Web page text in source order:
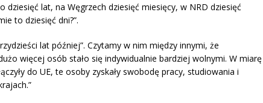
dziesięć lat, na Węgrzech dziesięć miesięcy, w NRD dziesięć
to dziesięć dni?”.
lat później”. Czytamy w nim między innymi, że
więcej osób stało się indywidualnie bardziej wolnymi. W miarę
do UE, te osoby zyskały swobodę pracy, studiowania i